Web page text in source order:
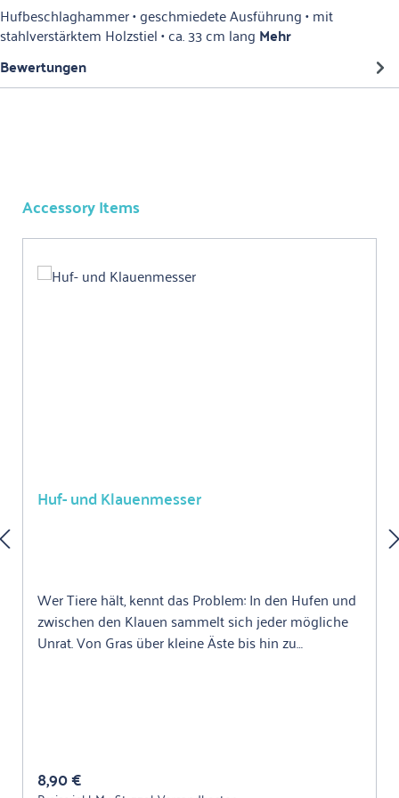
Hufbeschlaghammer • geschmiedete Ausführung • mit
stahlverstärktem Holzstiel • ca. 33 cm lang Mehr
Bewertungen
Produktgalerie überspringen
Accessory Items
Huf- und Klauenmesser
Wer Tiere hält, kennt das Problem: In den Hufen und
zwischen den Klauen sammelt sich jeder mögliche
Unrat. Von Gras über kleine Äste bis hin zu
geformte Holzgriff gewährleistet, dass es optimal in
der Hand liegt. Die Form der Klinge ermöglicht
Regulärer Preis:
8,90 €